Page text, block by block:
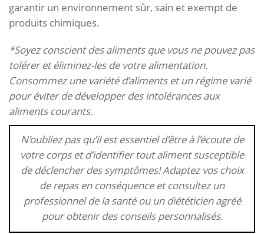
garantir un environnement sûr, sain et exempt de
produits chimiques.
*Soyez conscient des aliments que vous ne pouvez pas
tolérer et éliminez-les de votre alimentation.
Consommez une variété d’aliments et un régime varié
pour éviter de développer des intolérances aux
aliments courants.
N’oubliez pas qu’il est essentiel d’être à l’écoute de
votre corps et d’identifier tout aliment susceptible
de déclencher des symptômes! Adaptez vos choix
de repas en conséquence et consultez un
professionnel de la santé ou un diététicien agréé
pour obtenir des conseils personnalisés.